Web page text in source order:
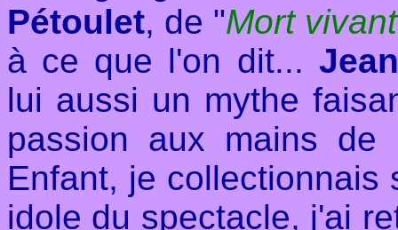
Pétoulet, de "Mort vivant
à ce que l'on dit...
lui aussi un mythe
passion aux mains
Enfant, je collectionnais
idole du spectacle, j'ai